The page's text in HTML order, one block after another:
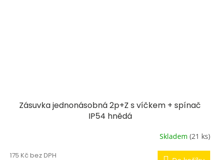
Zásuvka jednonásobná 2p+Z s víčkem + spínač
IP54 hnědá
Skladem (21 ks)
175 Kč bez DPH